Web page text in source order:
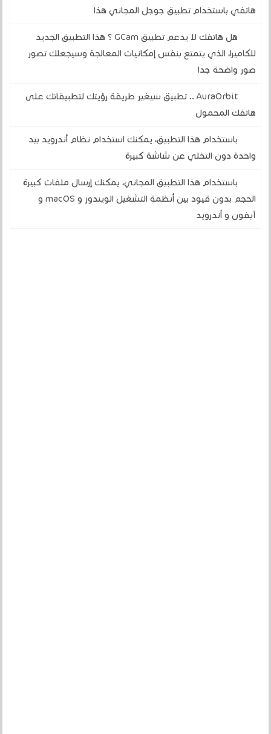
هاتفي باستخدام تطبيق جوجل المجاني هذا
هل هاتفك لا يدعم تطبيق GCam ؟ هذا التطبيق الجديد
للكاميرا، الذي يتمتع بنفس إمكانيات المعالجة وسيجعلك تصور
صور واضحة جدا
AuraOrbit .. تطبيق سيغير طريقة رؤيتك لتطبيقاتك على
هاتفك المحمول
باستخدام هذا التطبيق، يمكنك استخدام نظام أندرويد بيد
واحدة دون التخلي عن شاشة كبيرة
باستخدام هذا التطبيق المجاني، يمكنك إرسال ملفات كبيرة
الحجم بدون قيود بين أنظمة التشغيل الويندوز و macOS و
آيفون و أندرويد